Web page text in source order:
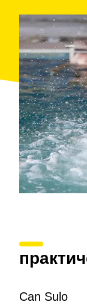
la imponente
componen la
mejores
Can Sulo